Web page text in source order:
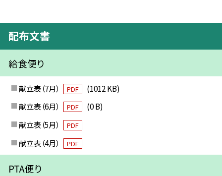
配布文書
給食便り
献立表（7月） PDF
(1012 KB)
献立表（6月）
PDF
(0 B)
献立表（5月）
PDF
献立表（4月） PDF
PTA便り